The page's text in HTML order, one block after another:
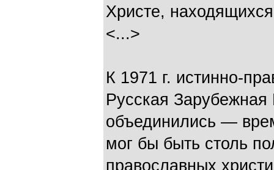
Христе,
<...>
К 1971 г. истинно-
Русская
объединились —
мог бы быть столь
православных